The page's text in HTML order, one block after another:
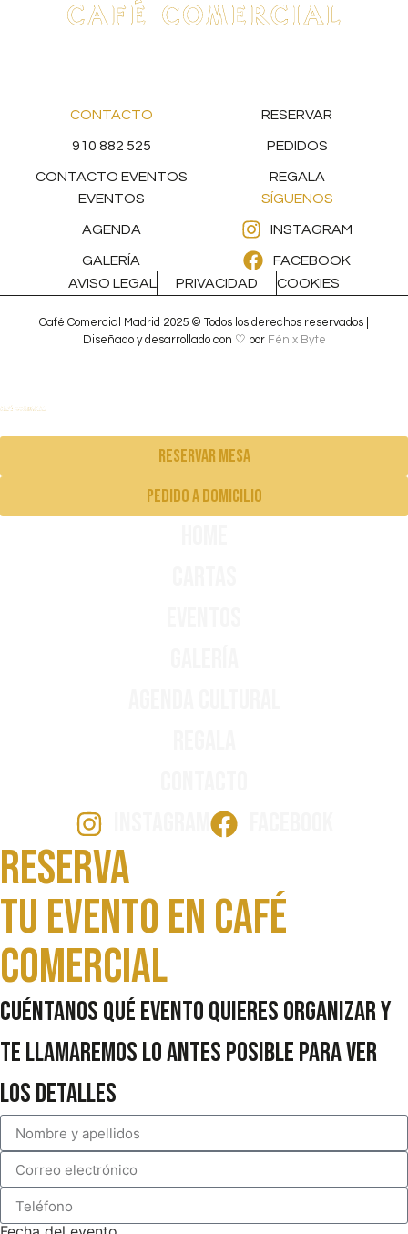
CONTACTO
910 882 525
CONTACTO EVENTOS
RESERVAR
PEDIDOS
REGALA
EVENTOS
AGENDA
GALERÍA
SÍGUENOS
INSTAGRAM
FACEBOOK
AVISO LEGAL
PRIVACIDAD COOKIES
Café Comercial Madrid 2025 © Todos los derechos reservados |
Diseñado y desarrollado con ♡ por Fénix Byte
Reservar mesa
pedido a domicilio
Reserva
Tu evento en Café
comercial
Cuéntanos qué evento quieres organizar y
te llamaremos lo antes posible para ver
los detalles